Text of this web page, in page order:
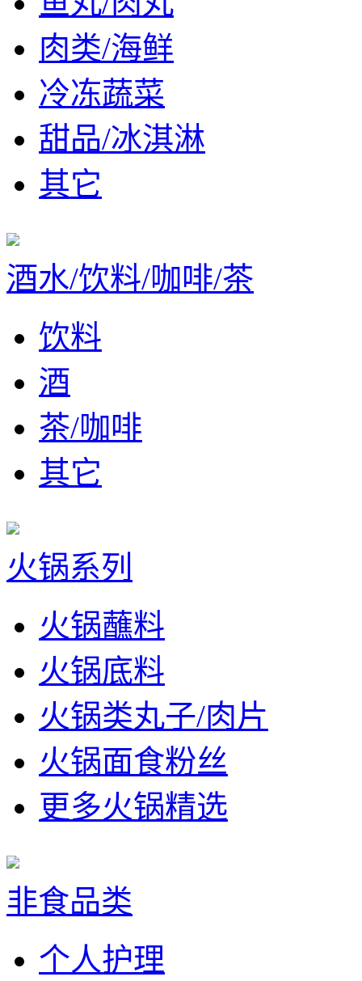
肉类/海鲜
冷冻蔬菜
甜品/冰淇淋
其它
酒水/饮料/咖啡/茶
饮料
酒
茶/咖啡
其它
火锅系列
火锅蘸料
火锅底料
火锅类丸子/肉片
火锅面食粉丝
更多火锅精选
非食品类
个人护理